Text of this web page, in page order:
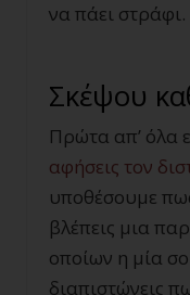
να πάει στράφι.
Σκέψου
Πρώτα απ’ όλα
αφήσεις τον
υποθέσουμε
βλέπεις μια
οποίων η μία
διαπιστώνεις